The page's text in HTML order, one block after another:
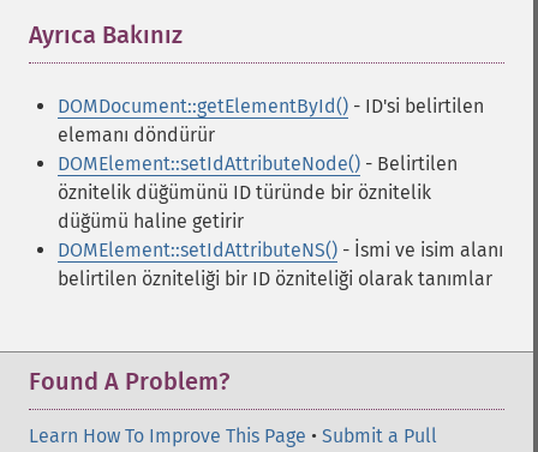
Ayrıca Bakınız
DOMDocument::getElementById() - ID'si belirtilen
elemanı döndürür
DOMElement::setIdAttributeNode() - Belirtilen
öznitelik düğümünü ID türünde bir öznitelik
düğümü haline getirir
DOMElement::setIdAttributeNS() - İsmi ve isim alanı
belirtilen özniteliği bir ID özniteliği olarak tanımlar
Found A Problem?
Learn How To Improve This Page • Submit a Pull